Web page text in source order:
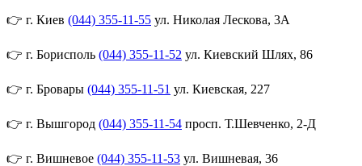
👉 г. Киев (044) 355-11-55 ул. Николая Лескова, 3А
👉 г. Борисполь (044) 355-11-52 ул. Киевский Шлях, 86
👉 г. Бровары (044) 355-11-51 ул. Киевская, 227
👉 г. Вышгород (044) 355-11-54 просп. Т.Шевченко, 2-Д
👉 г. Вишневое (044) 355-11-53 ул. Вишневая, 36